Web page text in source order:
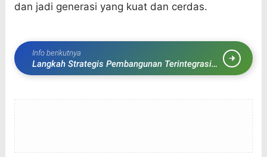
dan jadi generasi yang kuat dan cerdas.
Info berikutnya
Langkah Strategis Pembangunan Terintegrasi
Bogor